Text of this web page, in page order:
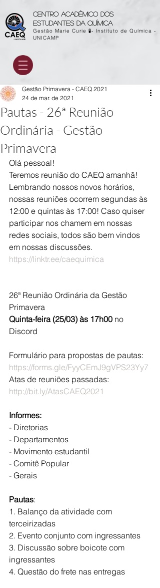
Centro acadêmico dos
estudantes da química
Gestão Marie Curie 🧪- Instituto de Química -
UNICAMP
Pautas - 26ª Reunião
Ordinária - Gestão
Primavera
Gestão Primavera - CAEQ 2021
24 de mar. de 2021
Olá pessoal!
Teremos reunião do CAEQ amanhã!
Lembrando nossos novos horários,
nossas reuniões ocorrem segundas às
12:00 e quintas às 17:00! Caso quiser
participar nos chamem em nossas
redes sociais, todos são bem vindos
em nossas discussões.
https://linktr.ee/caequimica
26ª Reunião Ordinária da Gestão
Primavera
Quinta-feira (25/03) às 17h00 no
Discord
Formulário para propostas de pautas:
https://forms.gle/FyyCEmJ9gVPS23Yy7
Atas de reuniões passadas:
http://bit.ly/AtasCAEQ2021
Informes:
- Diretorias
- Departamentos
- Movimento estudantil
- Comitê Popular
- Gerais
Pautas:
1. Balanço da atividade com
terceirizadas
2. Evento conjunto com ingressantes
3. Discussão sobre boicote com
ingressantes
4. Questão do frete nas entregas